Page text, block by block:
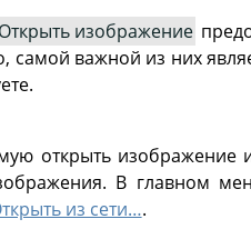
Открыть изображение
самой важной из них
открыть изображение
В главном
из сети….